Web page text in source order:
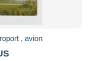
, avion